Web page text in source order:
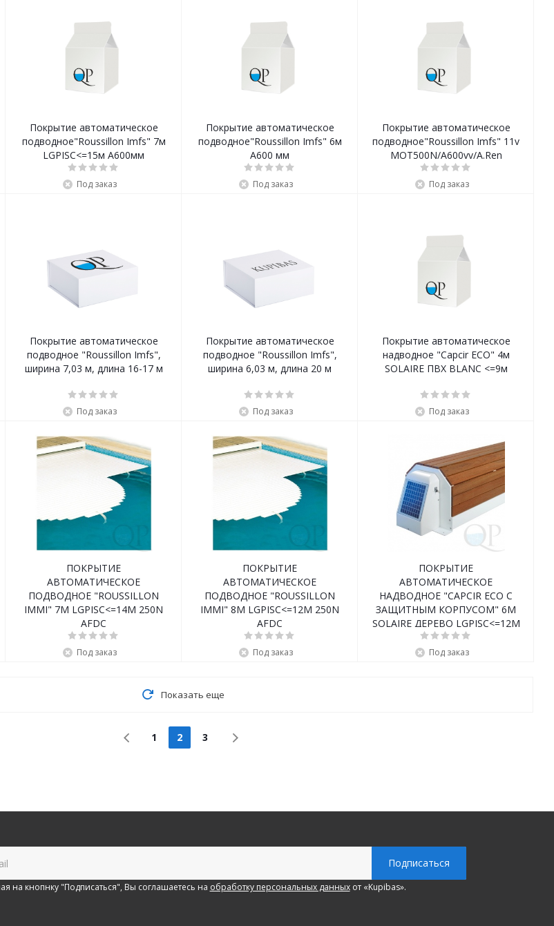
Покрытие автоматическое
подводное"Roussillon Imfs" 7м
LGPISC<=15м A600мм
Под заказ
Покрытие автоматическое
подводное"Roussillon Imfs" 6м
A600 мм
Под заказ
Покрытие автоматическое
подводное"Roussillon Imfs" 11v
MOT500N/A600vv/A.Ren
Под заказ
Покрытие автоматическое
подводное "Roussillon Imfs",
ширина 7,03 м, длина 16-17 м
Под заказ
Покрытие автоматическое
подводное "Roussillon Imfs",
ширина 6,03 м, длина 20 м
Под заказ
Покрытие автоматическое
надводное "Сapcir ECO" 4м
SOLAIRE ПВХ BLANC <=9м
Под заказ
ПОКРЫТИЕ
АВТОМАТИЧЕСКОЕ
ПОДВОДНОЕ "ROUSSILLON
IMMI" 7M LGPISC<=14M 250N
AFDC
Под заказ
ПОКРЫТИЕ
АВТОМАТИЧЕСКОЕ
ПОДВОДНОЕ "ROUSSILLON
IMMI" 8M LGPISC<=12M 250N
AFDC
Под заказ
ПОКРЫТИЕ
АВТОМАТИЧЕСКОЕ
НАДВОДНОЕ "CAPCIR ECO С
ЗАЩИТНЫМ КОРПУСОМ" 6M
SOLAIRE ДЕРЕВО LGPISC<=12M
Под заказ
Показать еще
1 2 3
на кнопнку "Подписаться", Вы соглашаетесь на обработку персональных данныхот «Kupibas».